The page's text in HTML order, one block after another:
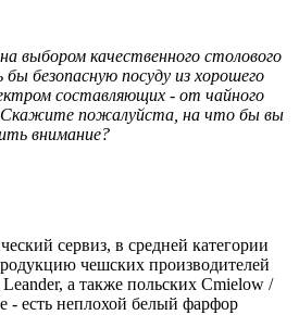
выбором качественного столового
бы безопасную посуду из хорошего
составляющих - от чайного
Скажите пожалуйста, на что бы вы
внимание?
сервиз, в средней категории
чешских производителей
а также польских Cmielow /
- есть неплохой белый фарфор